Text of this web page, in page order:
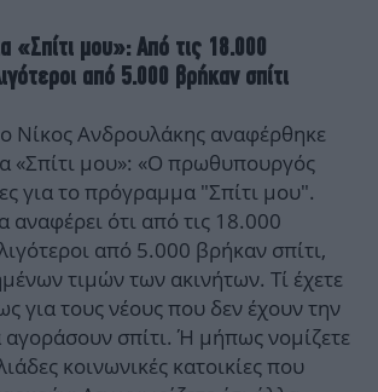
«Σπίτι μου»: Από τις 18.000
από 5.000 βρήκαν σπίτι
Νίκος Ανδρουλάκης αναφέρθηκε
«Σπίτι μου»: «Ο πρωθυπουργός
για το πρόγραμμα "Σπίτι μου".
αναφέρει ότι από τις 18.000
από 5.000 βρήκαν σπίτι,
τιμών των ακινήτων. Τί έχετε
για τους νέους που δεν έχουν την
σπίτι. Ή μήπως νομίζετε
κοινωνικές κατοικίες που